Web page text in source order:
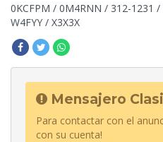
0KCFPM / 0M4RNN / 312-1231 /
W4FYY / X3X3X
Mensajero
Para contactar con el
con su cuenta!